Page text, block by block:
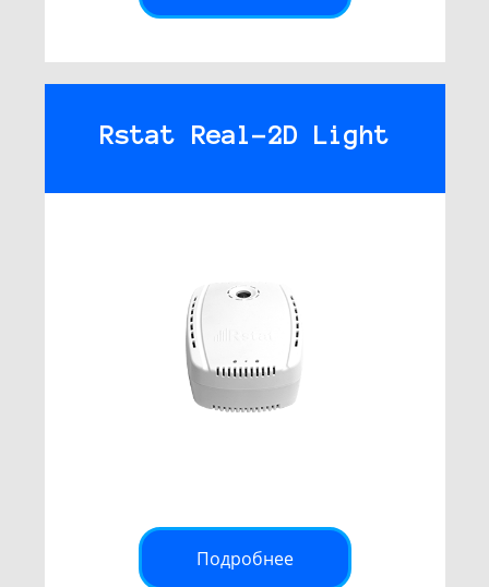
Rstat Real-2D Light
Подробнее